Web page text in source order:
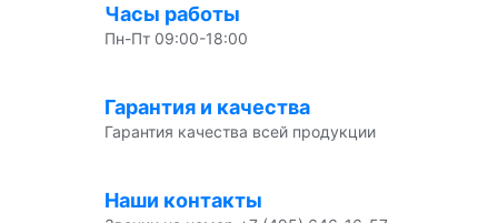
Часы работы
Пн-Пт 09:00-18:00
Гарантия и качества
Гарантия качества всей продукции
Наши контакты